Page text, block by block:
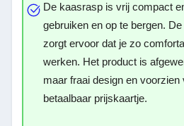
De kaasrasp is vrij compact
gebruiken en op te bergen.
zorgt ervoor dat je zo
werken. Het product is
maar fraai design en voorzien
betaalbaar prijskaartje.